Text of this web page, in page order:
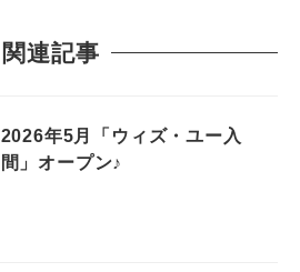
関連記事
2026年5月「ウィズ・ユー入
間」オープン♪